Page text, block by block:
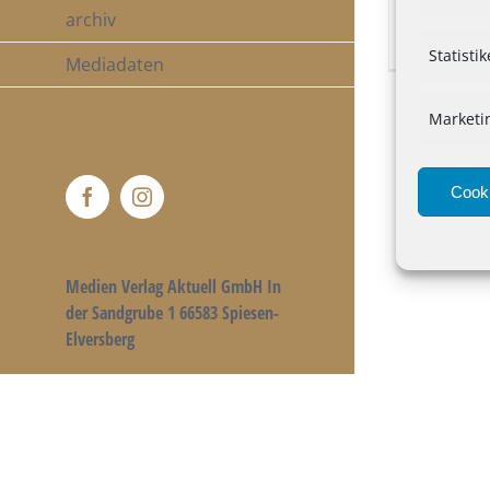
archiv
Mediadaten
FacebookInstagram
Medien Verlag Aktuell GmbH In
der Sandgrube 1 66583 Spiesen-
Elversberg